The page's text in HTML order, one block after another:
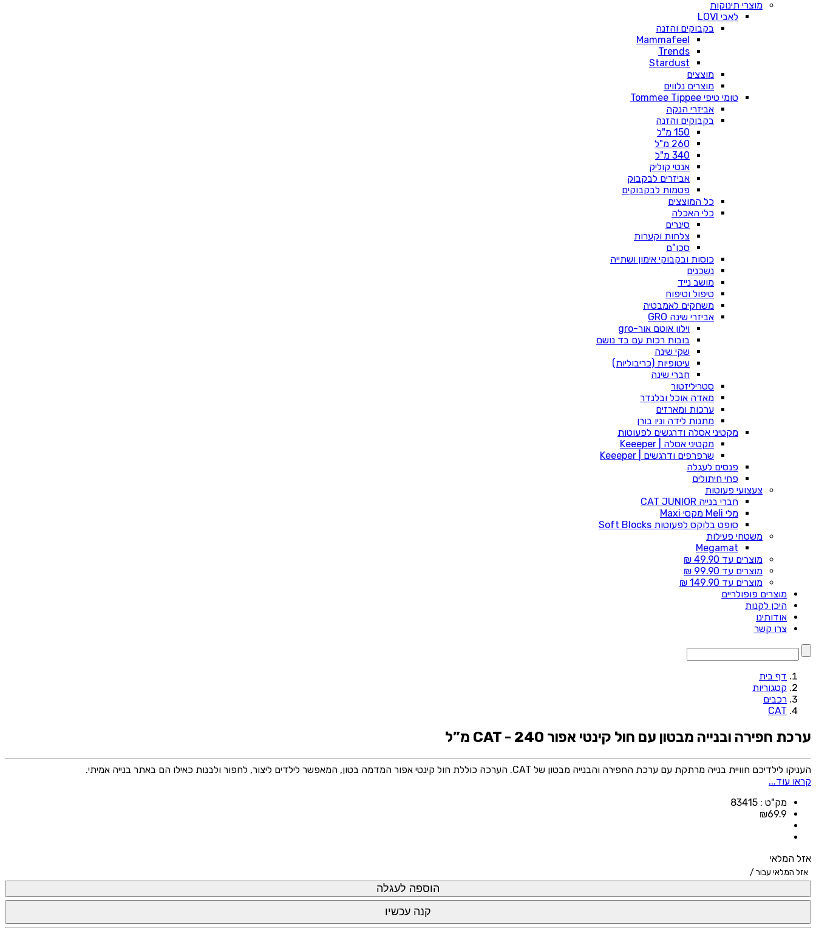
מוצרי תינוקות
לאבי LOVI
בקבוקים והזנה
Mammafeel
Trends
Stardust
מוצצים
מוצרים נלווים
טומי טיפי Tommee Tippee
אביזרי הנקה
בקבוקים והזנה
150 מ"ל
260 מ"ל
340 מ"ל
אנטי קוליק
אביזרים לבקבוק
פטמות לבקבוקים
כל המוצצים
כלי האכלה
סינרים
צלחות וקערות
סכו"ם
כוסות ובקבוקי אימון ושתייה
נשכנים
מושב נייד
טיפול וטיפוח
משחקים לאמבטיה
אביזרי שינה GRO
וילון אוטם אור-gro
בובות רכות עם בד נושם
שקי שינה
עיטופיות (כריבוליות)
חברי שינה
סטריליזטור
מאדה אוכל ובלנדר
ערכות ומארזים
מתנות לידה וניו בורן
מקטיני אסלה ודרגשים לפעוטות
מקטיני אסלה | Keeeper
שרפרפים ודרגשים | Keeeper
פנסים לעגלה
פחי חיתולים
צעצועי פעוטות
חברי בנייה CAT JUNIOR
מלי Meli מקסי Maxi
סופט בלוקס לפעוטות Soft Blocks
משטחי פעילות
Megamat
מוצרים עד 49.90 ₪
מוצרים עד 99.90 ₪
מוצרים עד 149.90 ₪
מוצרים פופולריים
היכן לקנות
אודותינו
צרו קשר
דף בית
קטגוריות
רכבים
CAT
ערכת חפירה ובנייה מבטון עם חול קינטי אפור CAT - 240 מ”ל
העניקו לילדיכם חוויית בנייה מרתקת עם ערכת החפירה והבנייה מבטון של CAT. הערכה כוללת חול קינטי אפור המדמה בטון, המאפשר לילדים ליצור, לחפור ולבנות כאילו הם באתר בנייה אמיתי.
קראו עוד...
מק"ט : 83415
₪69.9
אזל המלאי
אזל המלאי עבור /